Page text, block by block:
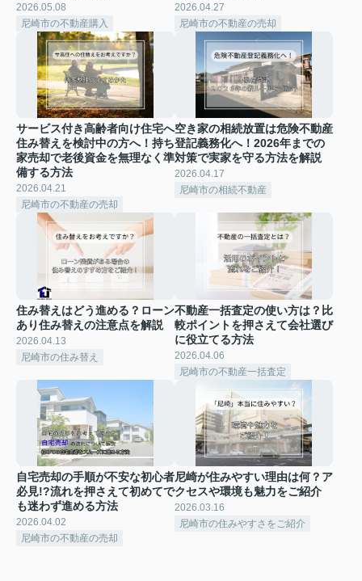
2026.05.08
尼崎市の不動産購入
2026.04.27
尼崎市の不動産の売却
サービス付き高齢者向け住宅へ
住み替えを検討中の方へ！持ち
家売却で老後資金を無理なく準
備する方法
2026.04.21
尼崎市の不動産の売却
空き家の相続放置は危険不動産
登記義務化へ！2026年までの
対策で実家を守る方法を解説
2026.04.17
尼崎市の相続不動産
住み替えはどう進める？ローン
あり住み替えの注意点を解説
2026.04.13
尼崎市の住み替え
不動産一括査定の使い方は？比
較ポイントを押さえて会社選び
に役立てる方法
2026.04.06
尼崎市の不動産一括査定
自宅売却の手順が不安な初心者
必見!?流れを押さえて初めてで
も迷わず進める方法
2026.04.02
尼崎市の不動産の売却
尼崎が住みやすい理由は何？ア
クセスや環境も魅力をご紹介
2026.03.16
尼崎市の住みやすさをご紹介